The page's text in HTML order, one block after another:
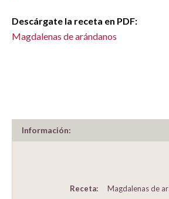
Descárgate la receta en PDF:
Magdalenas de arándanos
Información:
Receta: Magdalenas de